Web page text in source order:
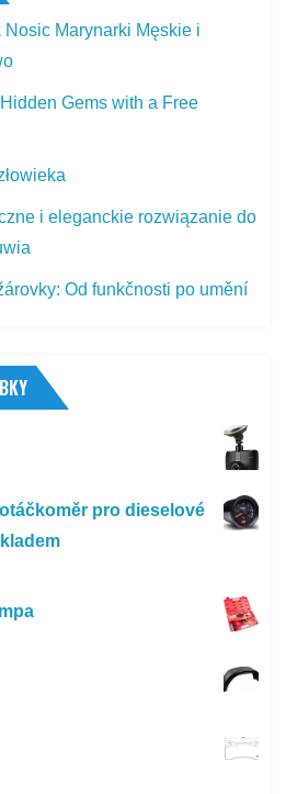
Marynarki Męskie i
Gems with a Free
i eleganckie rozwiązanie do
Od funkčnosti po umění
pro dieselové